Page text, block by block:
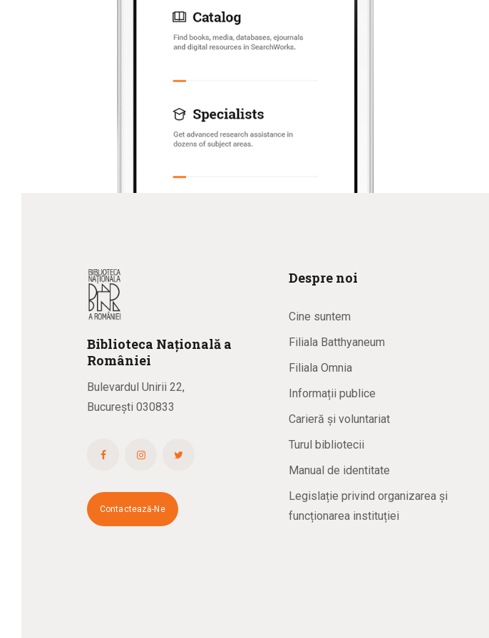
Biblioteca Națională a
României
Bulevardul Unirii 22,
București 030833
Contactează-Ne
Despre noi
Cine suntem
Filiala Batthyaneum
Filiala Omnia
Informații publice
Carieră și voluntariat
Turul bibliotecii
Manual de identitate
Legislație privind organizarea și
funcționarea instituției